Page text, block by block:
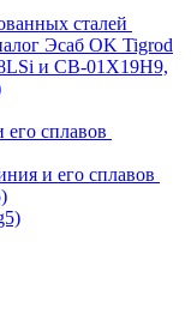
сталей
Эсаб OK Tigrod
и СВ-01Х19Н9,
сплавов
и его сплавов